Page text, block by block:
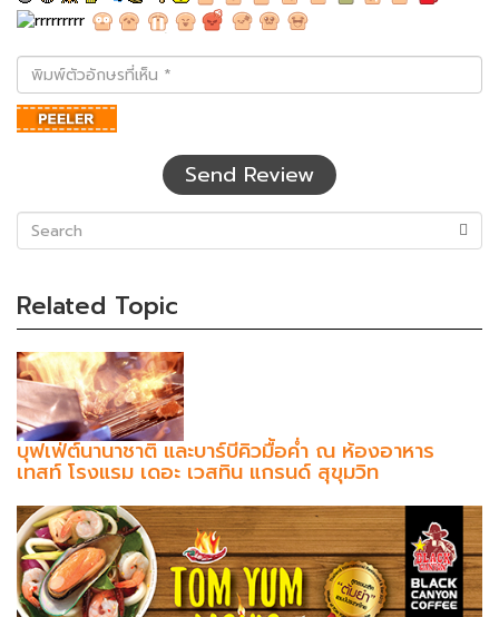
พิมพ์
ตัว
อักษร
ที่
Send Review
Related Topic
บุฟเฟ่ต์นานาชาติ และบาร์บีคิวมื้อค่ำ ณ ห้องอาหาร
เทสท์ โรงแรม เดอะ เวสทิน แกรนด์ สุขุมวิท